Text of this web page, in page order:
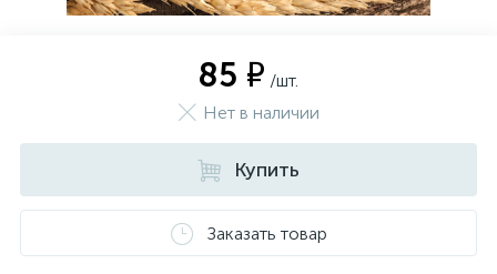
85 ₽ /шт.
Нет в наличии
Купить
Заказать товар